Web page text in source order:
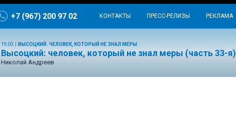
+7 (967) 200 97 02 КОНТАКТЫ ПРЕСС-РЕЛИЗЫ РЕКЛАМА
19:03 ВЫСОЦКИЙ. ЧЕЛОВЕК, КОТОРЫЙ НЕ ЗНАЛ МЕРЫ
Высоцкий: человек, который не знал меры (часть 33-я)
Николай Андреев